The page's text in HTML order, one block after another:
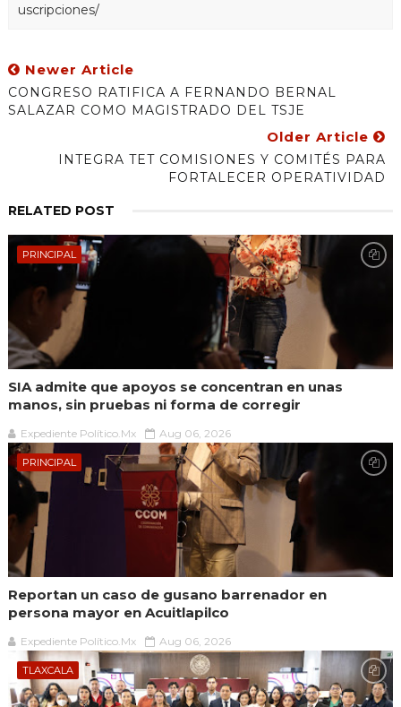
uscripciones/
Newer Article
CONGRESO RATIFICA A FERNANDO BERNAL
SALAZAR COMO MAGISTRADO DEL TSJE
Older Article
INTEGRA TET COMISIONES Y COMITÉS PARA
FORTALECER OPERATIVIDAD
RELATED POST
PRINCIPAL
SIA admite que apoyos se concentran en unas
manos, sin pruebas ni forma de corregir
Expediente Político.Mx Aug 06, 2026
PRINCIPAL
Reportan un caso de gusano barrenador en
persona mayor en Acuitlapilco
Expediente Político.Mx Aug 06, 2026
TLAXCALA